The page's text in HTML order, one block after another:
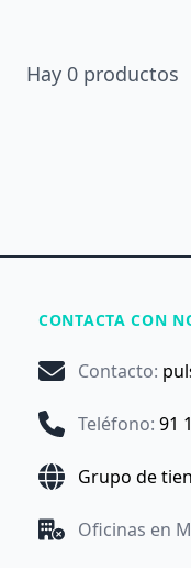
Hay 0 productos
CONTACTA CON
Contacto:
Teléfono: 91
Grupo de
Oficinas en